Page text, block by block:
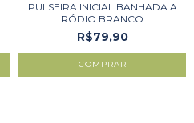
PULSEIRA INICIAL BANHADA A
RÓDIO BRANCO
R$79,90
COMPRAR